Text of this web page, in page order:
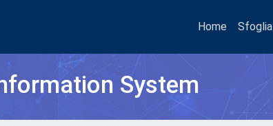
Home Sfoglia
System